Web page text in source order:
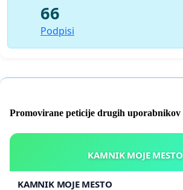
66
Podpisi
Promovirane peticije drugih uporabnikov
KAMNIK MOJE MESTO
KAMNIK MOJE MESTO